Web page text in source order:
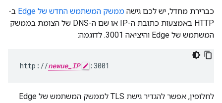
כברירת מחדל, יש לכם גישה ממשק המשתמש החדש של Edge
ב-
HTTP באמצעות כתובת ה-IP או שם ה-DNS של הצומת בממשק
המשתמש של Edge והיציאה 3001. לדוגמה:
http://newue_IP :3001
לחלופין, אפשר להגדיר גישת TLS לממשק המשתמש של Edge